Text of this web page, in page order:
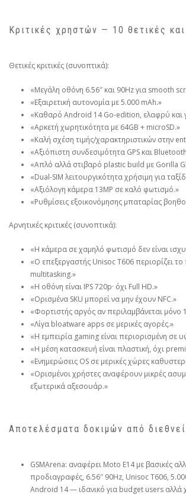
Κριτικές χρηστών — 10 θετικές και
Θετικές κριτικές (συνοπτικά):
«Μεγάλη οθόνη 6.56″ και 90Hz για smooth
«Εξαιρετική αυτονομία με 5.000 mAh.»
«Καθαρό Android 14 Go‑edition, ελαφρύ και
«Αρκετή χωρητικότητα με 64GB + microSD.»
«Καλή σχέση τιμής/χαρακτηριστικών στην
«Αξιόπιστη συνδεσιμότητα GPS και
«Απλό αλλά στιβαρό plastic build με Gorilla
«Dual‑SIM λειτουργικότητα χρήσιμη για
«Αξιόλογη κάμερα 13MP σε καλό φωτισμό.»
«Ρυθμίσεις εξοικονόμησης μπαταρίας
Αρνητικές κριτικές (συνοπτικά):
«Η κάμερα σε χαμηλό φωτισμό δεν είναι
«Ο επεξεργαστής Unisoc T606 περιορίζει
multitasking.»
«Η οθόνη είναι IPS 720p· όχι Full HD.»
«Ορισμένα SKU μπορεί να μην έχουν NFC.»
«Φορτιστής αργός αν περιλαμβάνεται μόνο
«Λίγα bloatware apps σε μερικές αγορές.»
«Η εμπειρία gaming είναι περιορισμένη σε
«Η μέση κατασκευή είναι πλαστική, όχι
«Ενημερώσεις OS σε μερικές χώρες
«Ορισμένοι χρήστες αναφέρουν μικρές
εξωτερικά αξεσουάρ.»
Αποτελέσματα δοκιμών από
GSMArena: αναφέρει Moto E14 με βασικές
προδιαγραφές, 6.56″ 90Hz, Unisoc T606,
Android 14 — ιδανικό για budget users αλλά